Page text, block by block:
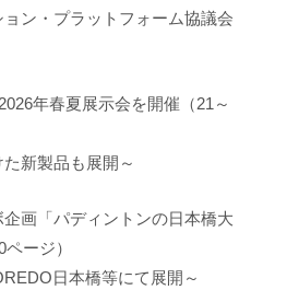
ン・プラットフォーム協議会
年春夏展示会を開催（21～
新製品も展開～
画「パディントンの日本橋大
ージ）
日本橋等にて展開～